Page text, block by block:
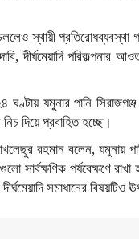
স্থায়ী
দীর্ঘমেয়াদি পরিকল্পনার
যমুনার পানি সিরাজগঞ্জ
দিয়ে প্রবাহিত হচ্ছে।
রহমান বলেন, যমুনায়
সার্বক্ষণিক পর্যবেক্ষণে
সমাধানের বিষয়টিও